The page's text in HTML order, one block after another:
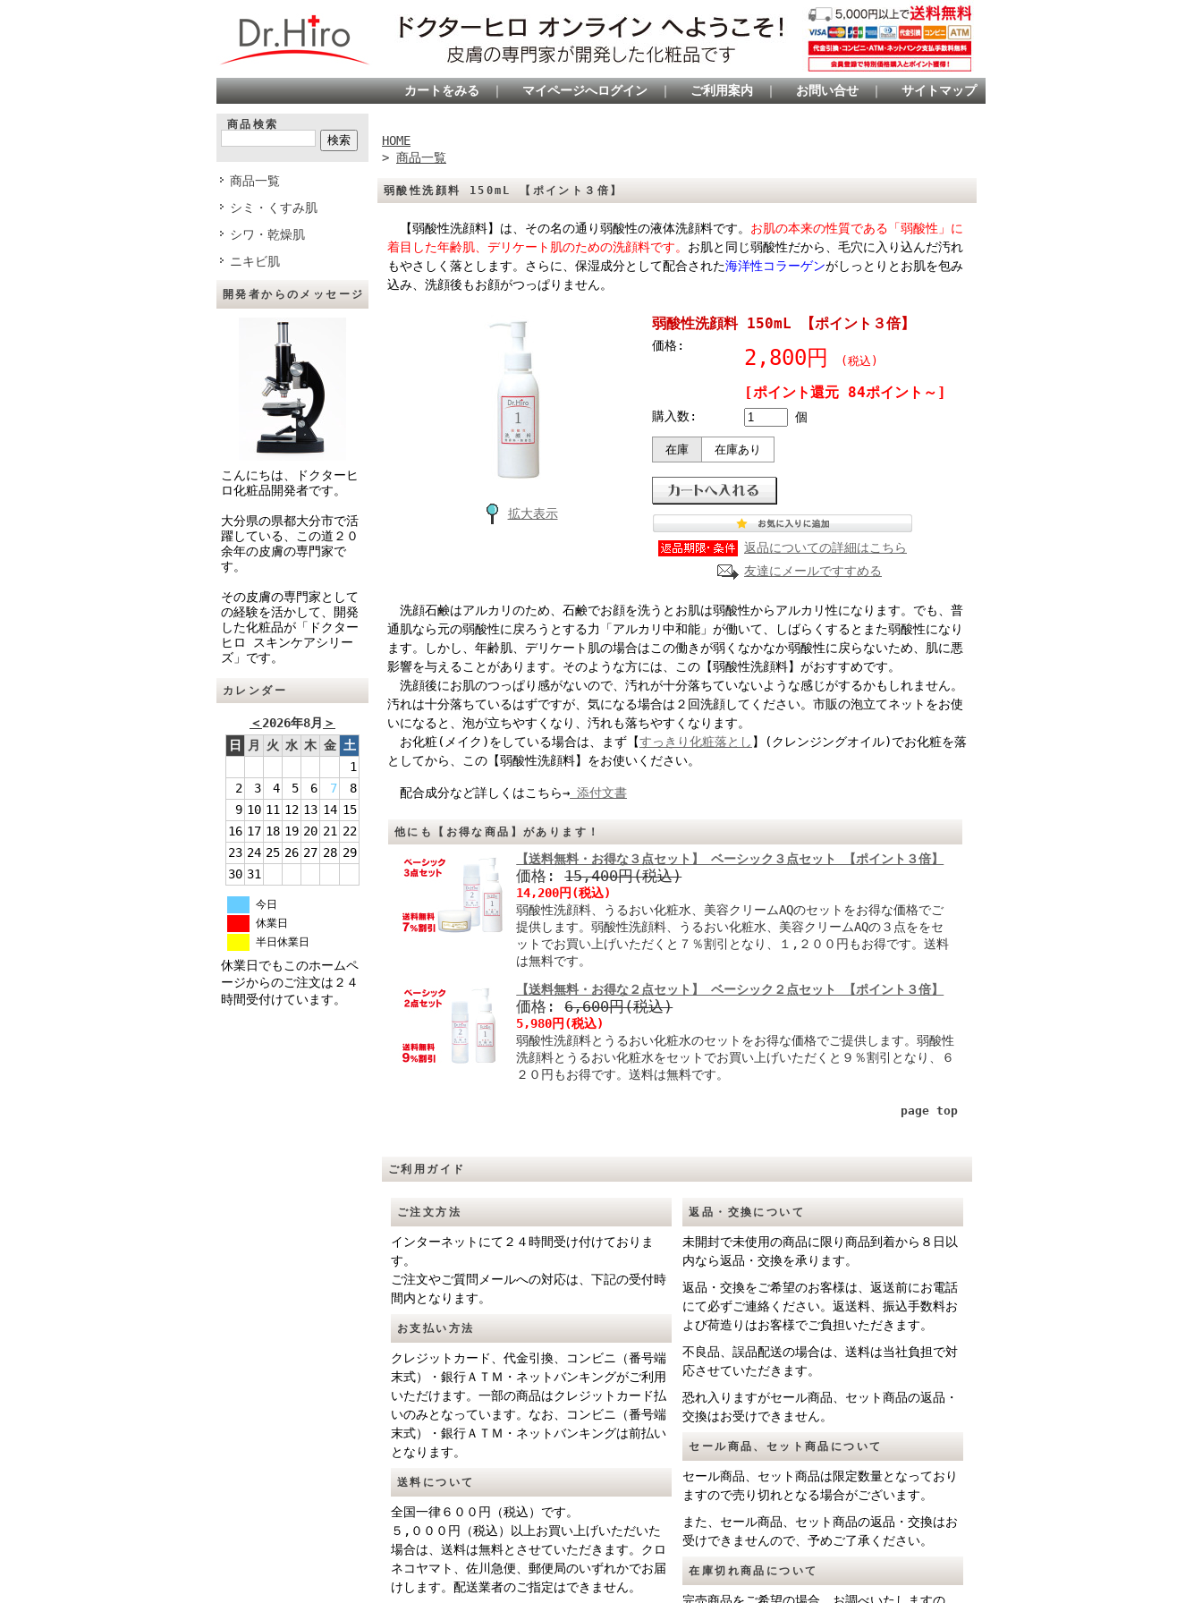
カートをみる ｜ マイページへログイン ｜ ご利用案内 ｜ お問い合せ ｜ サイトマップ
商品検索
商品一覧
シミ・くすみ肌
シワ・乾燥肌
ニキビ肌
開発者からのメッセージ
こんにちは、ドクターヒ
ロ化粧品開発者です。
大分県の県都大分市で活
躍している、この道２０
余年の皮膚の専門家で
す。
その皮膚の専門家として
の経験を活かして、開発
した化粧品が「ドクター
ヒロ スキンケアシリー
ズ」です。
カレンダー
＜ 2026年8月 ＞
日
月 火 水 木 金 土
1
2
3 4 5 6 7
8
9 10 11 12 13 14 15
16 17 18 19 20 21 22
23 24 25 26 27 28 29
30 31
今日
休業日
半日休業日
休業日でもこのホームペ
ージからのご注文は２４
時間受付けています。
HOME
> 商品一覧
弱酸性洗顔料 150mL 【ポイント３倍】
【弱酸性洗顔料】は、その名の通り弱酸性の液体洗顔料です。 お肌の本来の性質である「弱酸性」に
着目した年齢肌、デリケート肌のための洗顔料です。 お肌と同じ弱酸性だから、毛穴に入り込んだ汚れ
もやさしく落とします。さらに、保湿成分として配合された海洋性コラーゲンがしっとりとお肌を包み
込み、洗顔後もお顔がつっぱりません。
拡大表示
弱酸性洗顔料 150mL 【ポイント３倍】
価格: 2,800円 (税込)
[ポイント還元 84ポイント～]
購入数: 個
在庫 在庫あり
返品についての詳細はこちら
友達にメールですすめる
洗顔石鹸はアルカリのため、石鹸でお顔を洗うとお肌は弱酸性からアルカリ性になります。でも、普
通肌なら元の弱酸性に戻ろうとする力「アルカリ中和能」が働いて、しばらくするとまた弱酸性になり
ます。しかし、年齢肌、デリケート肌の場合はこの働きが弱くなかなか弱酸性に戻らないため、肌に悪
影響を与えることがあります。そのような方には、この【弱酸性洗顔料】がおすすめです。
洗顔後にお肌のつっぱり感がないので、汚れが十分落ちていないような感じがするかもしれません。
汚れは十分落ちているはずですが、気になる場合は２回洗顔してください。市販の泡立てネットをお使
いになると、泡が立ちやすくなり、汚れも落ちやすくなります。
お化粧(メイク)をしている場合は、まず【すっきり化粧落とし 】(クレンジングオイル)でお化粧を落
としてから、この【弱酸性洗顔料】をお使いください。
配合成分など詳しくはこちら→ 添付文書
他にも【お得な商品】があります！
【送料無料・お得な３点セット】 ベーシック３点セット 【ポイント３倍】
価格:15,400円(税込)
14,200円(税込)
弱酸性洗顔料、うるおい化粧水、美容クリームAQのセットをお得な価格でご
提供します。弱酸性洗顔料、うるおい化粧水、美容クリームAQの３点ををセ
ットでお買い上げいただくと７％割引となり、１,２００円もお得です。送料
は無料です。
【送料無料・お得な２点セット】 ベーシック２点セット 【ポイント３倍】
価格:6,600円(税込)
5,980円(税込)
弱酸性洗顔料とうるおい化粧水のセットをお得な価格でご提供します。弱酸性
洗顔料とうるおい化粧水をセットでお買い上げいただくと９％割引となり、６
２０円もお得です。送料は無料です。
page top
ご利用ガイド
ご注文方法
インターネットにて２４時間受け付けておりま
す。
ご注文やご質問メールへの対応は、下記の受付時
間内となります。
お支払い方法
クレジットカード、代金引換、
コンビニ（番号端
末式）・ 銀行ＡＴＭ ・ ネットバンキングがご利用
いただけます。一部の商品はクレジットカード払
いのみとなっています。なお、
コンビニ（番号端
末式）・ 銀行ＡＴＭ ・ ネットバンキングは前払い
となります。
送料について
全国一律６００円（税込）です。
５,０００円（税込）以上お買い上げいただいた
場合は、送料は無料とさせていただきます。クロ
ネコヤマト、佐川急便、郵便局のいずれかでお届
けします。配送業者のご指定はできません。
返品・交換について
未開封で未使用の商品に限り商品到着から８日以
内なら返品・交換を承ります。
返品・交換をご希望のお客様は、返送前にお電話
にて必ずご連絡ください。返送料、振込手数料お
よび荷造りはお客様でご負担いただきます。
不良品、誤品配送の場合は、送料は当社負担で対
応させていただきます。
恐れ入りますがセール商品、セット商品の返品・
交換はお受けできません。
セール商品、セット商品について
セール商品、セット商品は限定数量となっており
ますので売り切れとなる場合がございます。
また、セール商品、セット商品の返品・交換はお
受けできませんので、予めご了承ください。
在庫切れ商品について